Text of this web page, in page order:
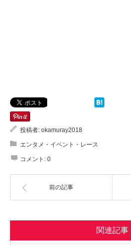
投稿者: okamuray2018
エンタメ・イベント・レース
コメント: 0
前の記事
関連記事